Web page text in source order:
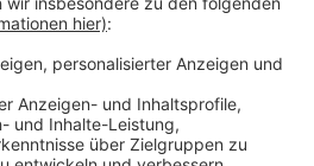
sich die Lage aber wohl